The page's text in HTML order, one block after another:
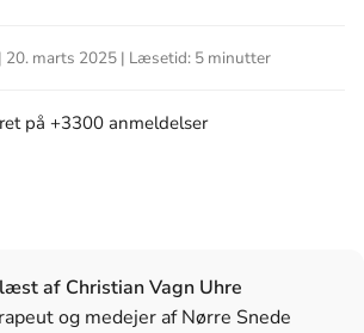
20. marts 2025 | Læsetid: 5 minutter
på +3300 anmeldelser
af Christian Vagn Uhre
og medejer af Nørre Snede